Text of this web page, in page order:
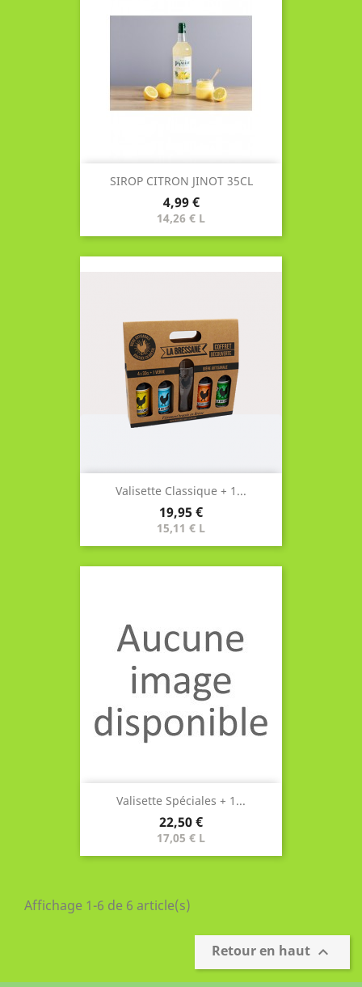
SIROP CITRON JINOT 35CL
Prix
4,99 €
14,26 € L
Valisette Classique + 1...
Prix
19,95 €
15,11 € L
Valisette Spéciales + 1...
Prix
22,50 €
17,05 € L
Affichage 1-6 de 6 article(s)
Retour en haut 